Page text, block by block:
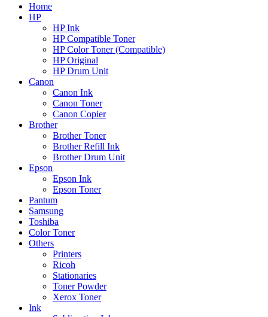
Home
HP
HP Ink
HP Compatible Toner
HP Color Toner (Compatible)
HP Original
HP Drum Unit
Canon
Canon Ink
Canon Toner
Canon Copier
Brother
Brother Toner
Brother Refill Ink
Brother Drum Unit
Epson
Epson Ink
Epson Toner
Pantum
Samsung
Toshiba
Color Toner
Others
Printers
Ricoh
Stationaries
Toner Powder
Xerox Toner
Ink